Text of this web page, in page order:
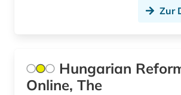
company london (1)
Zur
Hungarian
Online, The